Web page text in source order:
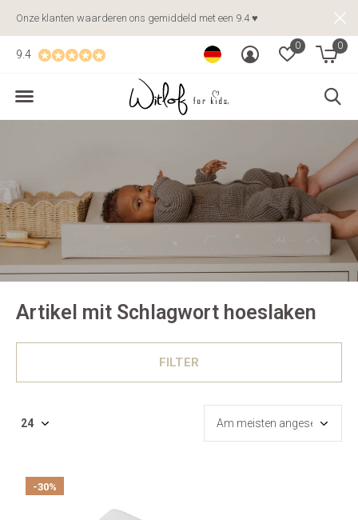
0 0
9.4
Onze klanten waarderen ons gemiddeld met een 9.4 ♥
Artikel mit Schlagwort hoeslaken
FILTER
-30%